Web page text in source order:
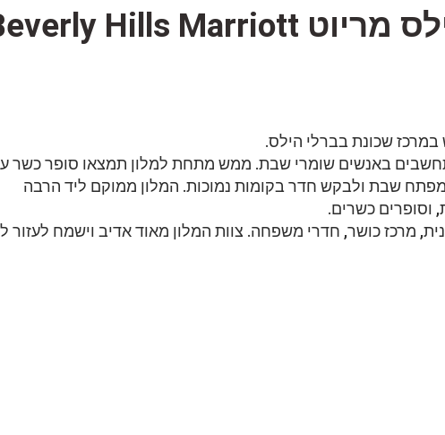
שכונת בברלי הילס.
באנשים שומרי שבת. ממש מתחת למלון תמצאו סופר כשר
שבת ולבקש חדר בקומות נמוכות. המלון ממוקם ליד הרבה
וסופרים כשרים.
מרכז כושר, חדרי משפחה. צוות המלון מאוד אדיב וישמח לעזור